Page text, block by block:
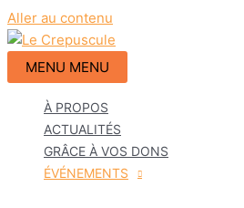
Aller au contenu
MENU MENU
À PROPOS
ACTUALITÉS
GRÂCE À VOS DONS
ÉVÉNEMENTS